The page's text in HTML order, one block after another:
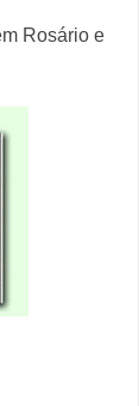
Rosário e